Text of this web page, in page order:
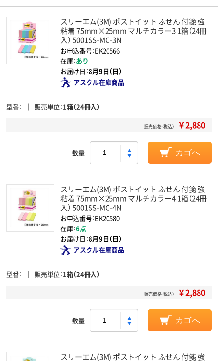
スリーエム(3M) ポストイット ふせん 付箋 強
粘着 75mm×25mm マルチカラー3 1箱（24冊
入） 5001SS-MC-3N
お申込番号：EK20566
在庫：あり
お届け日：8月9日（日）
アスクル在庫商品
型番 販売単位 1箱（24冊入）
販売価格（税込） ￥2,880
数量 カゴへ
スリーエム(3M) ポストイット ふせん 付箋 強
粘着 75mm×25mm マルチカラー4 1箱（24冊
入） 5001SS-MC-4N
お申込番号：EK20580
在庫：6点
お届け日：8月9日（日）
アスクル在庫商品
型番 販売単位 1箱（24冊入）
販売価格（税込） ￥2,880
数量 カゴへ
スリーエム(3M) ポストイット ふせん 付箋 強